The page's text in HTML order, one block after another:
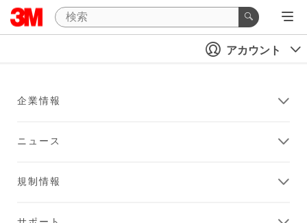
アカウント
企業情報
ニュース
規制情報